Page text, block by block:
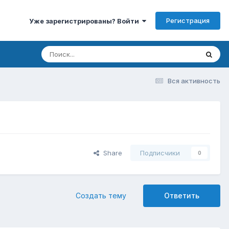
Уже зарегистрированы? Войти Регистрация
Вся активность
Share Подписчики 0
Ответить
Создать тему